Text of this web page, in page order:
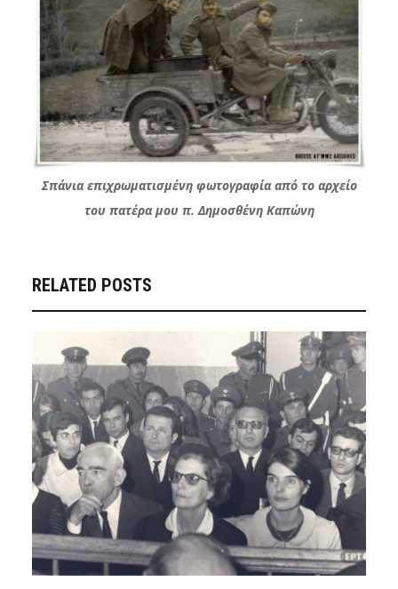
Σπάνια επιχρωματισμένη φωτογραφία από το αρχείο
του πατέρα μου π. Δημοσθένη Καπώνη
RELATED POSTS